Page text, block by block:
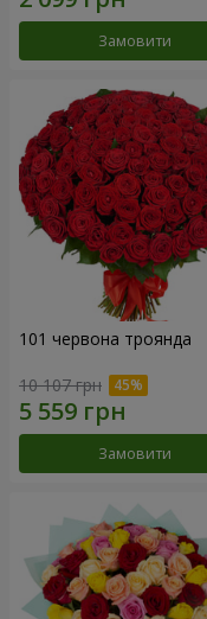
Замовити
101 червона троянда
10 107 грн
Замовити